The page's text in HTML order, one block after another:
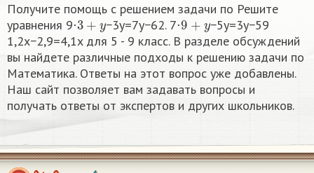
Получите помощь с решением задачи по Решите
уравнения 9⋅3+y −3y=7y−62. 7⋅9+y −5y=3y−59
1,2x−2,9=4,1x для 5 - 9 класс. В разделе обсуждений
вы найдете различные подходы к решению задачи по
Математика. Ответы на этот вопрос уже добавлены.
Наш сайт позволяет вам задавать вопросы и
получать ответы от экспертов и других школьников.